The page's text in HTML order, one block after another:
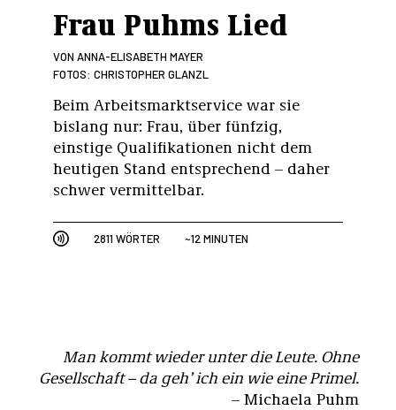
Frau Puhms Lied
VON ANNA-ELISABETH MAYER
FOTOS: CHRISTOPHER GLANZL
Beim Arbeitsmarktservice war sie
bislang nur: Frau, über fünfzig,
einstige Qualifikationen nicht dem
heutigen Stand entsprechend – daher
schwer vermittelbar.
2811 WÖRTER ~12 MINUTEN
Man kommt wieder unter die Leute. Ohne
Gesellschaft – da geh’ ich ein wie eine Primel.
– Michaela Puhm